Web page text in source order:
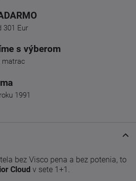
301 Eur
s výberom
matrac
1991
bez Visco pena a bez potenia, to
Cloud v sete 1+1.